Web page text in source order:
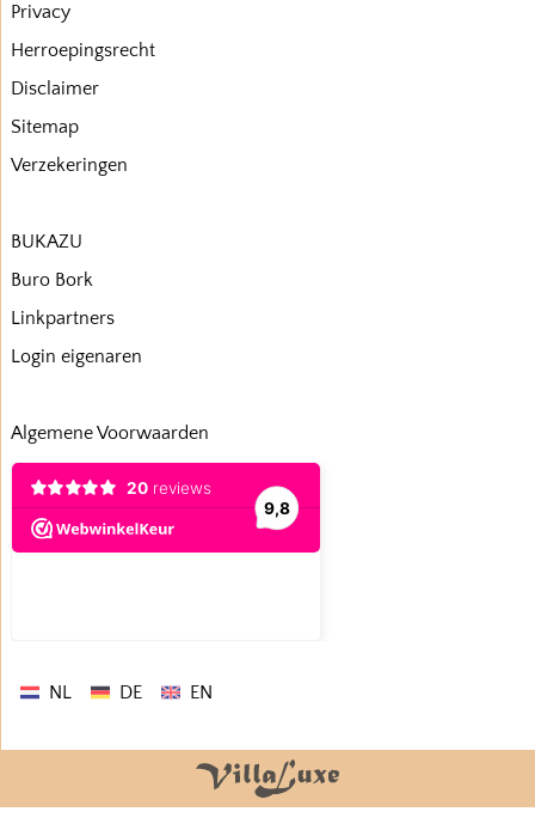
Privacy
Herroepingsrecht
Disclaimer
Sitemap
Verzekeringen
BUKAZU
Buro Bork
Linkpartners
Login eigenaren
Algemene Voorwaarden
NL DE EN